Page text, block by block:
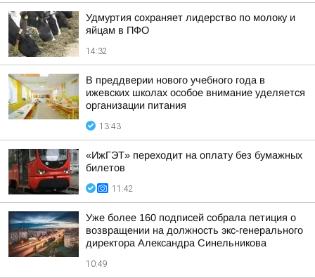
Удмуртия сохраняет лидерство по молоку и
яйцам в ПФО
14:32
В преддверии нового учебного года в
ижевских школах особое внимание уделяется
организации питания
13:43
«ИжГЭТ» переходит на оплату без бумажных
билетов
11:42
Уже более 160 подписей собрала петиция о
возвращении на должность экс-генерального
директора Александра Синельникова
10:49